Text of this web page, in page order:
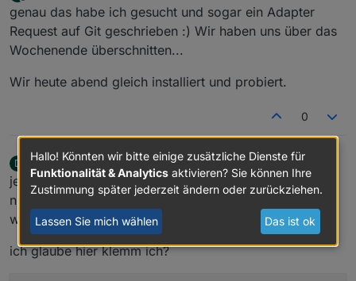
Fernsehen/Heimkino (manuell verdunkelt, soll
dann nicht zu beschattungsende hochfahren)
himmelsrichtung (in Grad nord = Azimut)
(beendung Beschattung wenn Sonne im Azimut
+80°)
Nachbarbebauung/Bäumen verdeckt wird, ggf.
Auch die Elevation
es soll auch Leute geben, die fahren die
rollläden bei regen automatisch runter, wenn
das Fenster offen steht.
der "Beschattungssensor" und die
dazugehörigen Grenzwerte
vorhandene Markise (ist diese ausgefahren
setzt die Beschattung per rollladen aus
Raumtemperatursensor und Angabe der max.
Temp. Solange im Winter fie
....
genau das habe ich gesucht und sogar ein Adapter
Request auf Git geschrieben :) Wir haben uns über das
Wochenende überschnitten...
Wir heute abend gleich installiert und probiert.
0
D
Offline
dos1973schrieb am 14. Mai 2019, 17:32
zuletzt editiert von dos1973
jetzt habe ich den Adapter installiert... komme aber
nicht weiter.
wo wähle ich denn jetzt den Rolladen aus
ich glaube hier klemm ich?
Hallo! Könnten wir bitte einige zusätzliche Dienste für
Funktionalität & Analytics aktivieren? Sie können Ihre
Zustimmung später jederzeit ändern oder zurückziehen.
Lassen Sie mich wählen Das ist ok